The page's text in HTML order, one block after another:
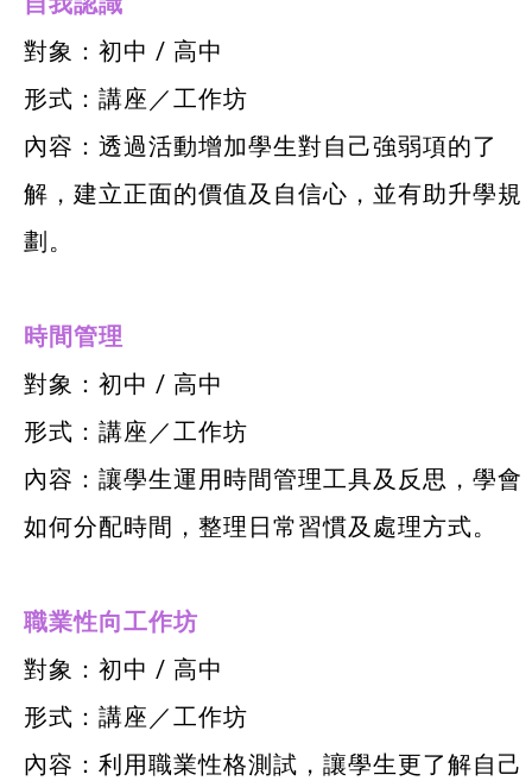
對象：初中 / 高中
形式：講座／工作坊
內容：透過活動增加學生對自己強弱項的了
解，建立正面的價值及自信心，並有助升學規
劃。
時間管理
對象：初中 / 高中
形式：講座／工作坊
內容：讓學生運用時間管理工具及反思，學會
如何分配時間，整理日常習慣及處理方式。
職業性向工作坊
對象：初中 / 高中
形式：講座／工作坊
內容：利用職業性格測試，讓學生更了解自己